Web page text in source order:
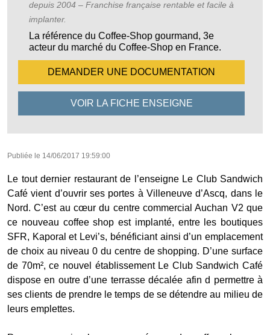
depuis 2004 – Franchise française rentable et facile à
implanter.
La référence du Coffee-Shop gourmand, 3e
acteur du marché du Coffee-Shop en France.
DEMANDER UNE DOCUMENTATION
VOIR LA FICHE ENSEIGNE
Publiée le 14/06/2017 19:59:00
Le tout dernier restaurant de l’enseigne Le Club Sandwich
Café vient d’ouvrir ses portes à Villeneuve d’Ascq, dans le
Nord. C’est au cœur du centre commercial Auchan V2 que
ce nouveau coffee shop est implanté, entre les boutiques
SFR, Kaporal et Levi’s, bénéficiant ainsi d’un emplacement
de choix au niveau 0 du centre de shopping. D’une surface
de 70m², ce nouvel établissement Le Club Sandwich Café
dispose en outre d’une terrasse décalée afin d permettre à
ses clients de prendre le temps de se détendre au milieu de
leurs emplettes.